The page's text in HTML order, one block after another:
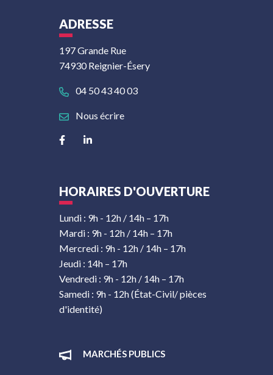
ADRESSE
197 Grande Rue
74930 Reignier-Ésery
04 50 43 40 03
Nous écrire
Lien vers le compte Facebook
Lien vers le compte Linkedin
HORAIRES D'OUVERTURE
Lundi : 9h - 12h / 14h – 17h
Mardi : 9h - 12h / 14h – 17h
Mercredi : 9h - 12h / 14h – 17h
Jeudi : 14h – 17h
Vendredi : 9h - 12h / 14h – 17h
Samedi : 9h - 12h (État-Civil/ pièces
d'identité)
MARCHÉS PUBLICS